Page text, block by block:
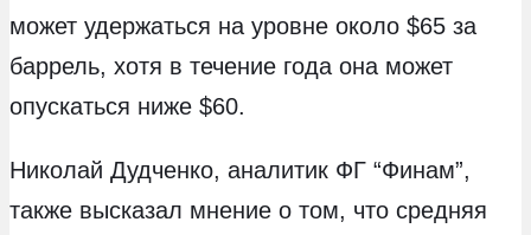
может удержаться на уровне около $65 за
баррель, хотя в течение года она может
опускаться ниже $60.
Николай Дудченко, аналитик ФГ “Финам”,
также высказал мнение о том, что средняя